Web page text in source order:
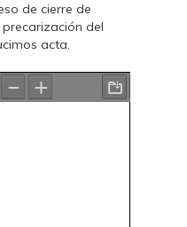
de cierre de
del
acta.